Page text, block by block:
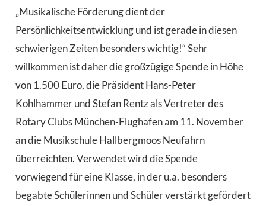
„Musikalische Förderung dient der
Persönlichkeitsentwicklung und ist gerade in diesen
schwierigen Zeiten besonders wichtig!“ Sehr
willkommen ist daher die großzügige Spende in Höhe
von 1.500 Euro, die Präsident Hans-Peter
Kohlhammer und Stefan Rentz als Vertreter des
Rotary Clubs München-Flughafen am 11. November
an die Musikschule Hallbergmoos Neufahrn
überreichten. Verwendet wird die Spende
vorwiegend für eine Klasse, in der u.a. besonders
begabte Schülerinnen und Schüler verstärkt gefördert